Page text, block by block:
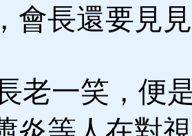
會長還要見
老一笑，便